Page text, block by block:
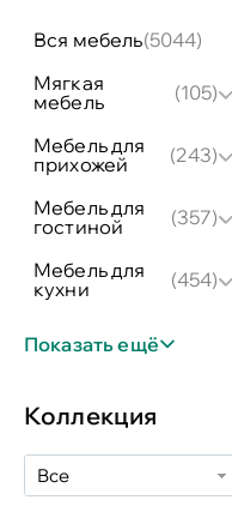
вся мебель(5044)
мягкая
мебель
(105)
мебель для
прихожей
(243)
мебель для
гостиной
(357)
мебель для
кухни
(454)
Показать ещё
Коллекция
Все